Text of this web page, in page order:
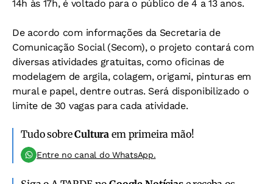
14h às 17h, é voltado para o público de 4 a 13 anos.
De acordo com informações da Secretaria de
Comunicação Social (Secom), o projeto contará com
diversas atividades gratuitas, como oficinas de
modelagem de argila, colagem, origami, pinturas em
mural e papel, dentre outras. Será disponibilizado o
limite de 30 vagas para cada atividade.
Tudo sobreCultura em primeira mão!
Entre no canal do WhatsApp.